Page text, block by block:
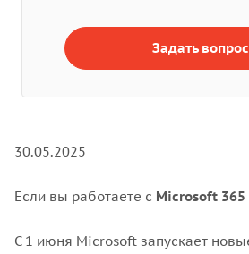
Задать вопрос
30.05.2025
Если вы работаете с Microsoft 365
С 1 июня Microsoft запускает